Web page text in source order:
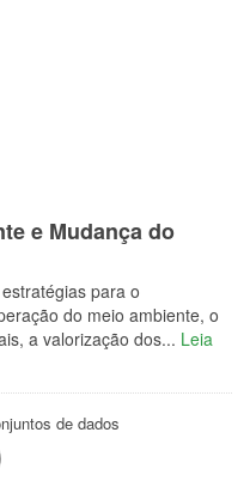
e Mudança do
para o
do meio ambiente, o
a valorização dos... Leia
de dados